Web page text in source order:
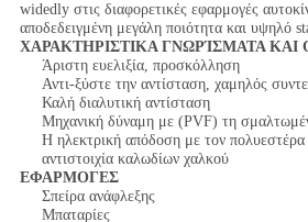
widedly στις διαφορετικές εφαρμογές
αποδεδειγμένη μεγάλη ποιότητα και υψηλό
ΧΑΡΑΚΤΗΡΙΣΤΙΚΑ ΓΝΩΡΊΣΜΑΤΑ
Άριστη ευελιξία, προσκόλληση
Αντι-ξύστε την αντίσταση, χαμηλός
Καλή διαλυτική αντίσταση
Μηχανική δύναμη με (PVF) τη
Η ηλεκτρική απόδοση με τον
αντιστοιχία καλωδίων χαλκού
ΕΦΑΡΜΟΓΕΣ
Σπείρα ανάφλεξης
Μπαταρίες